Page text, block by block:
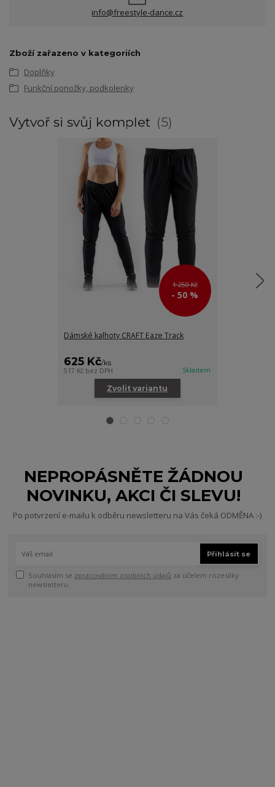
info@freestyle-dance.cz
Zboží zařazeno v kategoriích
Doplňky
Funkční ponožky, podkolenky
Vytvoř si svůj komplet 5
1 250 Kč
- 50 %
Dámské kalhoty CRAFT Eaze Track
625 Kč/ks
517 Kč bez DPH Skladem
Zvolit variantu
NEPROPÁSNĚTE ŽÁDNOU
NOVINKU, AKCI ČI SLEVU!
Po potvrzení e-mailu k odběru newsletteru na Vás čeká ODMĚNA :-)
Přihlásit se
Souhlasím se zpracováním osobních údajů za účelem rozesílky
newsletteru.